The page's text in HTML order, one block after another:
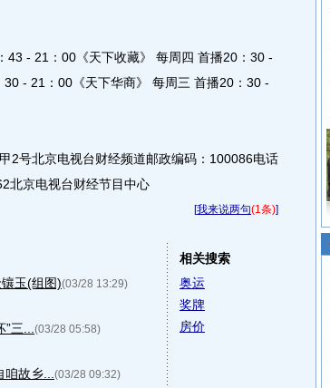
- 21：00《天下收藏》 每周四 首播20：30 -
- 21：00《天下华商》 每周三 首播20：30 -
号北京电视台财经频道邮政编码：100086电话
北京电视台财经节目中心
[我来说两句(1条)]
玉(组图)(03/28 13:29)
三... (03/28 05:58)
故乡... (03/28 09:32)
相关搜索
奥运
奖牌
房价